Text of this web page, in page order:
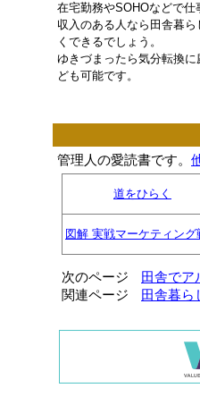
在宅勤務やSOHOなどで仕
収入のある人なら田舎暮ら
くできるでしょう。
ゆきづまったら気分転換に
ども可能です。
管理人の愛読書です。
道をひらく
図解 実戦マーケティング
次のページ
田舎でア
関連ページ
田舎暮ら